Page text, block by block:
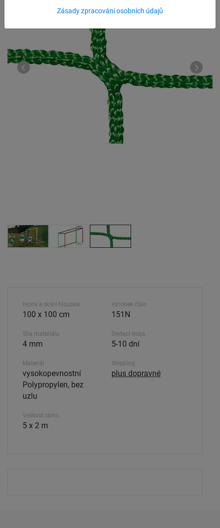
Zásady zpracování osobních údajů
Horní a dolní hloubka
100 x 100 cm
Síla materiálu
4 mm
Materiál
vysokopevnostní
Polypropylen, bez
uzlu
Velikost rámu
5 x 2 m
Výrobek číslo
151N
Dodací doba.
5-10 dní
Shipping
plus dopravné